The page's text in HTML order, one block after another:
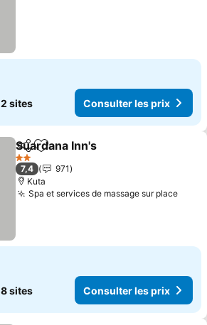
2 sites Consulter les prix
PartagerAjouter à mes favoris
Suardana Inn's
2 Étoiles
7,4
971
Kuta
Spa et services de massage sur place
8 sites Consulter les prix